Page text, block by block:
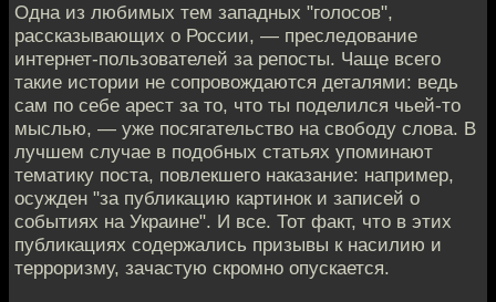
Одна из любимых тем западных "голосов",
рассказывающих о России, — преследование
интернет-пользователей за репосты. Чаще всего
такие истории не сопровождаются деталями: ведь
сам по себе арест за то, что ты поделился чьей-то
мыслью, — уже посягательство на свободу слова. В
лучшем случае в подобных статьях упоминают
тематику поста, повлекшего наказание: например,
осужден "за публикацию картинок и записей о
событиях на Украине". И все. Тот факт, что в этих
публикациях содержались призывы к насилию и
терроризму, зачастую скромно опускается.